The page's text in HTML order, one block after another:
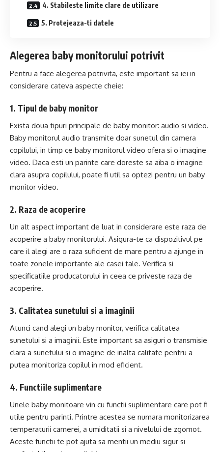
4. Stabileste limite clare de utilizare
5. Protejeaza-ti datele
Alegerea baby monitorului potrivit
Pentru a face alegerea potrivita, este important sa iei in
considerare cateva aspecte cheie:
1. Tipul de baby monitor
Exista doua tipuri principale de baby monitor: audio si video.
Baby monitorul audio transmite doar sunetul din camera
copilului, in timp ce baby monitorul video ofera si o imagine
video. Daca esti un parinte care doreste sa aiba o imagine
clara asupra copilului, poate fi util sa optezi pentru un baby
monitor video.
2. Raza de acoperire
Un alt aspect important de luat in considerare este raza de
acoperire a baby monitorului. Asigura-te ca dispozitivul pe
care il alegi are o raza suficient de mare pentru a ajunge in
toate zonele importante ale casei tale. Verifica si
specificatiile producatorului in ceea ce priveste raza de
acoperire.
3. Calitatea sunetului si a imaginii
Atunci cand alegi un baby monitor, verifica calitatea
sunetului si a imaginii. Este important sa asiguri o transmisie
clara a sunetului si o imagine de inalta calitate pentru a
putea monitoriza copilul in mod eficient.
4. Functiile suplimentare
Unele baby monitoare vin cu functii suplimentare care pot fi
utile pentru parinti. Printre acestea se numara monitorizarea
temperaturii camerei, a umiditatii si a nivelului de zgomot.
Aceste functii te pot ajuta sa mentii un mediu sigur si